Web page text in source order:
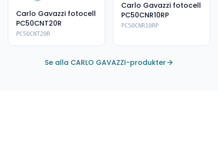
Carlo Gavazzi fotocell
PC50CNT20R
PC50CNT20R
Carlo Gavazzi fotocell
PC50CNR10RP
PC50CNR10RP
Se alla CARLO GAVAZZI-produkter